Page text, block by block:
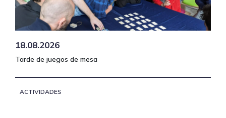
18.08.2026
Tarde de juegos de mesa
ACTIVIDADES